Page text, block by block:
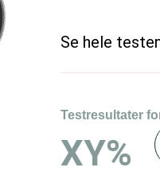
Se hele
Testresultater
XY%